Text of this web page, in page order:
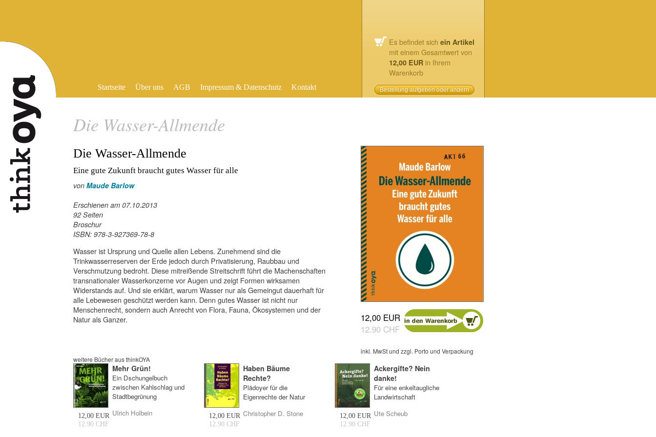
Startseite Über uns AGB Impressum & Datenschutz Kontakt
Es befindet sich ein Artikel
mit einem Gesamtwert von
12,00 EUR in Ihrem
Warenkorb
Bestellung aufgeben oder ändern
Die Wasser-Allmende
Die Wasser-Allmende
Eine gute Zukunft braucht gutes Wasser für alle
von Maude Barlow
Erschienen am 07.10.2013
92 Seiten
Broschur
ISBN: 978-3-927369-78-8
Wasser ist Ursprung und Quelle allen Lebens. Zunehmend sind die
Trinkwasserreserven der Erde jedoch durch Privatisierung, Raubbau und
Verschmutzung bedroht. Diese mitreißende Streitschrift führt die Machenschaften
transnationaler Wasserkonzerne vor Augen und zeigt Formen wirksamen
Widerstands auf. Und sie erklärt, warum Wasser nur als Gemeingut dauerhaft für
alle Lebewesen geschützt werden kann. Denn gutes Wasser ist nicht nur
Menschenrecht, sondern auch Anrecht von Flora, Fauna, Ökosystemen und der
Natur als Ganzer.
12,00 EUR
12.90 CHF
inkl. MwSt und zzgl. Porto und Verpackung
weitere Bücher aus thinkOYA
12,00 EUR
12.90 CHF
Mehr Grün!
Ein Dschungelbuch
zwischen Kahlschlag und
Stadtbegrünung
Ulrich Holbein
12,00 EUR
12.90 CHF
Haben Bäume
Rechte?
Plädoyer für die
Eigenrechte der Natur
Christopher D. Stone
12,00 EUR
12.90 CHF
Ackergifte? Nein
danke!
Für eine enkeltaugliche
Landwirtschaft
Ute Scheub